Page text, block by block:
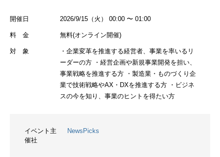
開催日 2026/9/15（火） 00:00 〜 01:00
料 金 無料(オンライン開催)
対 象
・企業変革を推進する経営者、事業を率いるリ
ーダーの方 ・経営企画や新規事業開発を担い、
事業戦略を推進する方 ・製造業・ものづくり企
業で技術戦略やAX・DXを推進する方 ・ビジネ
スの今を知り、事業のヒントを得たい方
イベント主
催社
NewsPicks